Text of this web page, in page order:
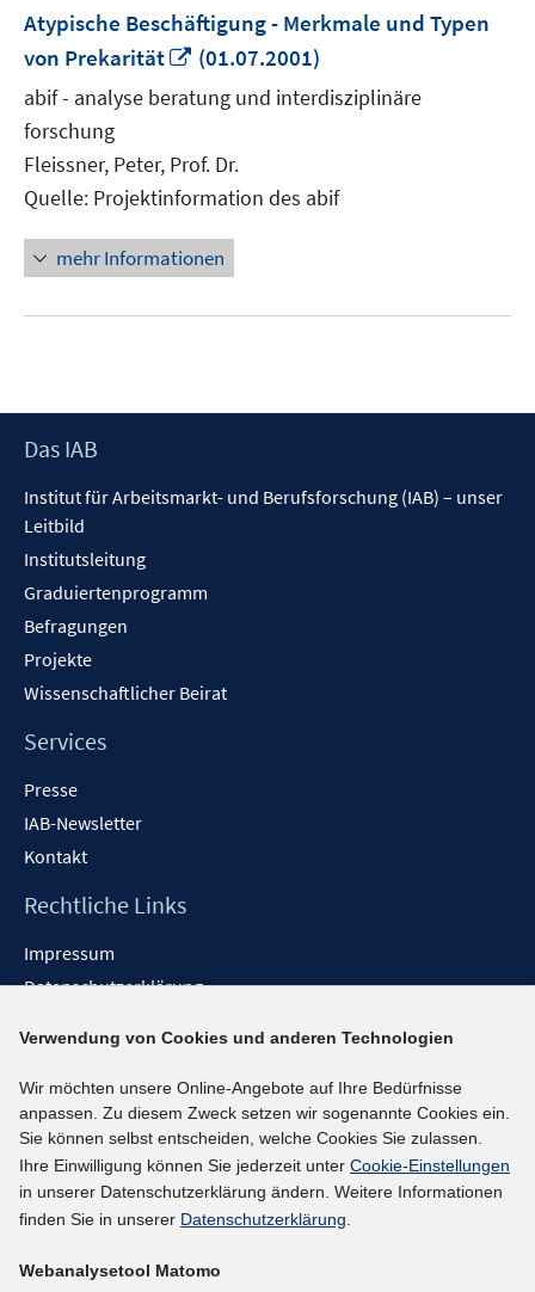
Atypische Beschäftigung - Merkmale und Typen
von Prekarität
In
Fenster
(01.07.2001)
abif - analyse beratung und interdisziplinäre
forschung
Fleissner, Peter, Prof. Dr.
Quelle: Projektinformation des abif
mehr Informationen
Footer
Das IAB
Institut für Arbeitsmarkt- und Berufsforschung (IAB) – unser
Leitbild
Institutsleitung
Graduiertenprogramm
Befragungen
Projekte
Wissenschaftlicher Beirat
Services
Presse
IAB-Newsletter
Kontakt
Rechtliche Links
Impressum
Datenschutzerklärung
Barrieren melden
Social-Media-Kanäle
BlueSky
YouTube
LinkedIn
kununu
Verwendung von Cookies und anderen Technologien
Wir möchten unsere Online-Angebote auf Ihre Bedürfnisse
anpassen. Zu diesem Zweck setzen wir sogenannte Cookies ein.
Sie können selbst entscheiden, welche Cookies Sie zulassen.
Ihre Einwilligung können Sie jederzeit unter Cookie-Einstellungen
in unserer Datenschutzerklärung ändern. Weitere Informationen
finden Sie in unserer Datenschutzerklärung.
Webanalysetool Matomo